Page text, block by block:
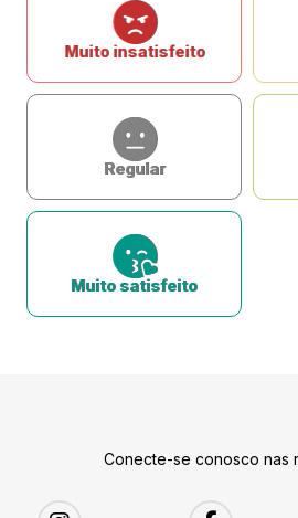
Muito insatisfeito
Regular
Muito satisfeito
Conecte-se conosco nas